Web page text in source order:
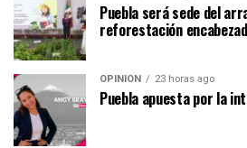
Puebla será sede del
reforestación
OPINIÓN 23 horas ago
Puebla apuesta por la